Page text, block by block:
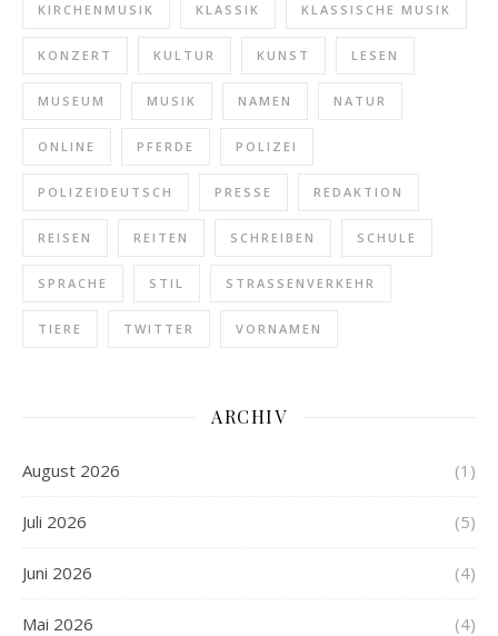
KIRCHENMUSIK KLASSIK KLASSISCHE MUSIK
KONZERT KULTUR KUNST LESEN
MUSEUM MUSIK NAMEN NATUR
ONLINE PFERDE POLIZEI
POLIZEIDEUTSCH PRESSE REDAKTION
REISEN REITEN SCHREIBEN SCHULE
SPRACHE STIL STRASSENVERKEHR
TIERE TWITTER VORNAMEN
ARCHIV
August 2026 (1)
Juli 2026 (5)
Juni 2026 (4)
Mai 2026 (4)